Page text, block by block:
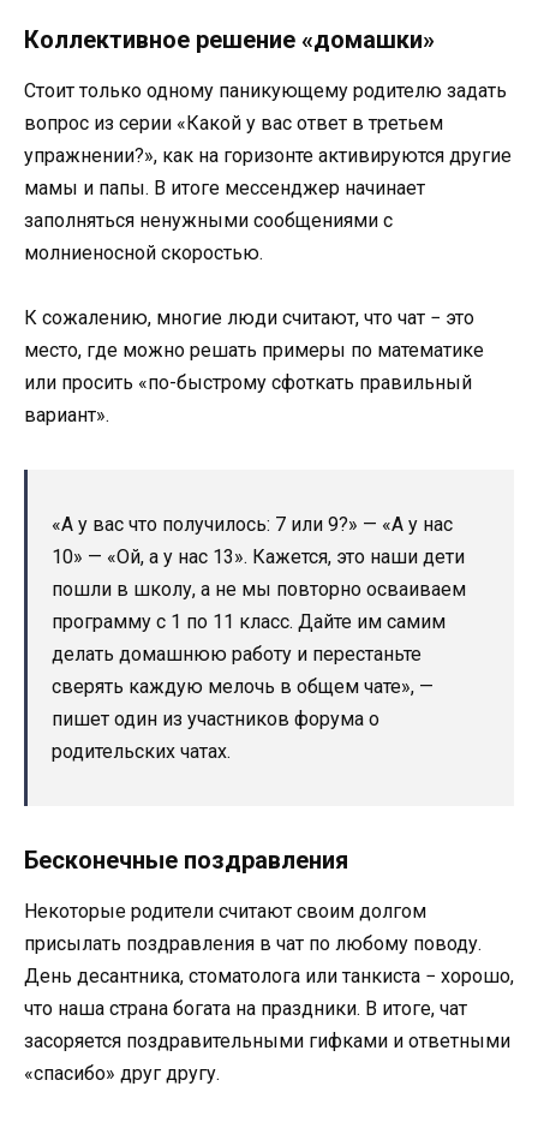
Коллективное решение «домашки»
Стоит только одному паникующему родителю задать
вопрос из серии «Какой у вас ответ в третьем
упражнении?», как на горизонте активируются другие
мамы и папы. В итоге мессенджер начинает
заполняться ненужными сообщениями с
молниеносной скоростью.
К сожалению, многие люди считают, что чат − это
место, где можно решать примеры по математике
или просить «по-быстрому сфоткать правильный
вариант».
«А у вас что получилось: 7 или 9?» — «А у нас
10» — «Ой, а у нас 13». Кажется, это наши дети
пошли в школу, а не мы повторно осваиваем
программу с 1 по 11 класс. Дайте им самим
делать домашнюю работу и перестаньте
сверять каждую мелочь в общем чате», —
пишет один из участников форума о
родительских чатах.
Бесконечные поздравления
Некоторые родители считают своим долгом
присылать поздравления в чат по любому поводу.
День десантника, стоматолога или танкиста − хорошо,
что наша страна богата на праздники. В итоге, чат
засоряется поздравительными гифками и ответными
«спасибо» друг другу.